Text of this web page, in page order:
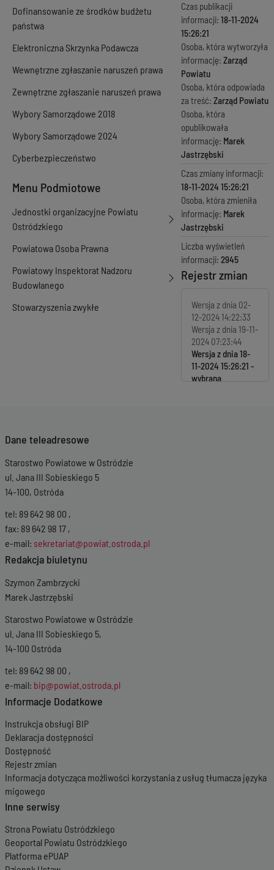
Dofinansowanie ze środków budżetu
państwa
Elektroniczna Skrzynka Podawcza
Wewnętrzne zgłaszanie naruszeń prawa
Zewnętrzne zgłaszanie naruszeń prawa
Wybory Samorządowe 2018
Wybory Samorządowe 2024
Cyberbezpieczeństwo
Menu Podmiotowe
Jednostki organizacyjne Powiatu
Ostródzkiego
Powiatowa Osoba Prawna
Powiatowy Inspektorat Nadzoru
Budowlanego
Stowarzyszenia zwykłe
Czas publikacji
informacji: 18-11-2024
15:26:21
Osoba, która wytworzyła
informację: Zarząd
Powiatu
Osoba, która odpowiada
za treść: Zarząd Powiatu
Osoba, która
opublikowała
informację: Marek
Jastrzębski
Czas zmiany informacji:
18-11-2024 15:26:21
Osoba, która zmieniła
informację: Marek
Jastrzębski
Liczba wyświetleń
informacji: 2945
Rejestr zmian
Wersja z dnia 02-
12-2024 14:22:33
Wersja z dnia 19-11-
2024 07:23:44
Wersja z dnia18-
11-2024 15:26:21
Dane teleadresowe
Starostwo Powiatowe w Ostródzie
ul. Jana III Sobieskiego 5
14-100, Ostróda
tel: 89 642 98 00 ,
fax: 89 642 98 17 ,
e-mail: sekretariat@powiat.ostroda.pl
Redakcja biuletynu
Szymon Zambrzycki
Marek Jastrzębski
Starostwo Powiatowe w Ostródzie
ul. Jana III Sobieskiego 5,
14-100 Ostróda
tel: 89 642 98 00 ,
e-mail: bip@powiat.ostroda.pl
Informacje Dodatkowe
Instrukcja obsługi BIP
Deklaracja dostępności
Dostępność
Rejestr zmian
Informacja dotycząca możliwości korzystania z usług tłumacza języka
migowego
Inne serwisy
Strona Powiatu Ostródzkiego
Geoportal Powiatu Ostródzkiego
Platforma ePUAP